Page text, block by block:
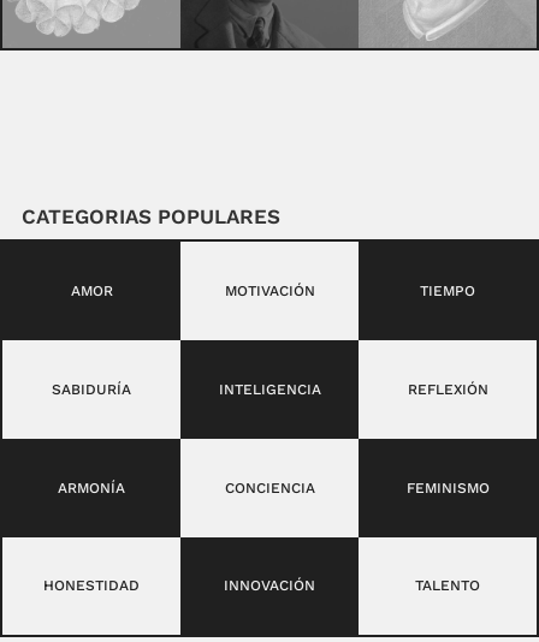
CATEGORIAS POPULARES
AMOR MOTIVACIÓN TIEMPO
SABIDURÍA INTELIGENCIA REFLEXIÓN
ARMONÍA CONCIENCIA FEMINISMO
HONESTIDAD INNOVACIÓN TALENTO